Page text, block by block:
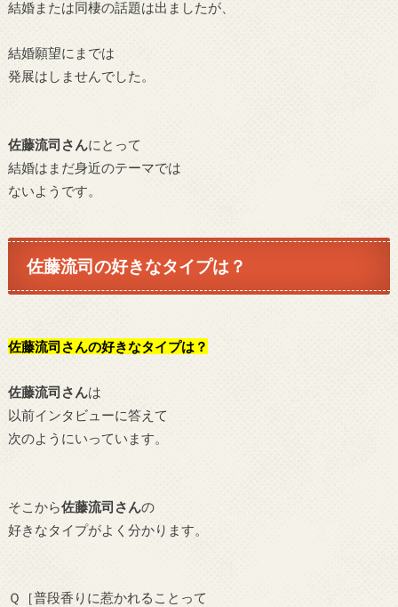
結婚または同棲の話題は出ましたが、
結婚願望にまでは
発展はしませんでした。
佐藤流司さんにとって
結婚はまだ身近のテーマでは
ないようです。
佐藤流司の好きなタイプは？
佐藤流司さんの好きなタイプは？
佐藤流司さんは
以前インタビューに答えて
次のようにいっています。
そこから佐藤流司さんの
好きなタイプがよく分かります。
Ｑ［普段香りに惹かれることって